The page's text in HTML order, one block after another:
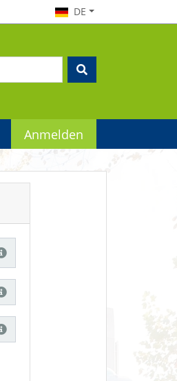
DE
Anmelden